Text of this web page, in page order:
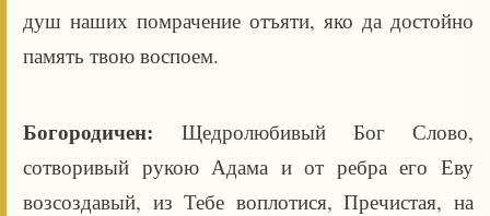
душ наших помрачение отъяти, яко да достойно
память твою воспоем.
Богородичен: Щедролюбивый Бог Слово,
сотворивый рукою Адама и от ребра его Еву
возсоздавый, из Тебе воплотися, Пречистая, на